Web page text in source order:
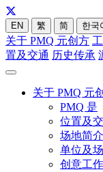
EN 繁 简 한국
关于 PMQ 元创方
置及交通 历史传承
关于 PMQ 元
PMQ 是
位置及
场地简
单位及
创意工